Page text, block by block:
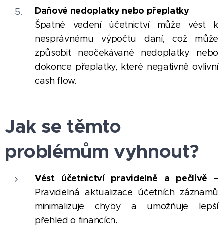
Daňové nedoplatky nebo přeplatky
Špatné vedení účetnictví může vést k
nesprávnému výpočtu daní, což může
způsobit neočekávané nedoplatky nebo
dokonce přeplatky, které negativně ovlivní
cash flow.
Jak se těmto
problémům vyhnout?
Vést účetnictví pravidelně a pečlivě –
Pravidelná aktualizace účetních záznamů
minimalizuje chyby a umožňuje lepší
přehled o financích.